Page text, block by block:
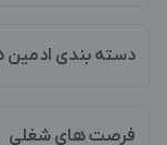
دسته بندی ادمین
فرصت های شغلی